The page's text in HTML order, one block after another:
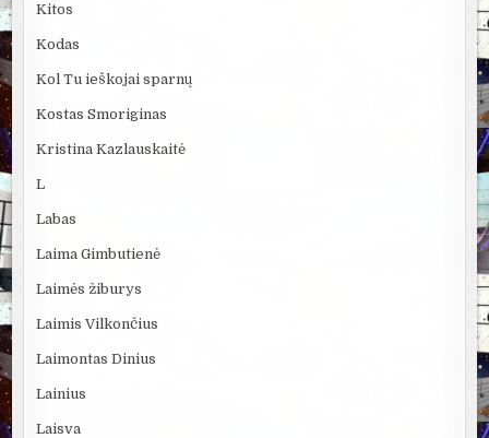
Kitos
Kodas
Kol Tu ieškojai sparnų
Kostas Smoriginas
Kristina Kazlauskaitė
L
Labas
Laima Gimbutienė
Laimės žiburys
Laimis Vilkončius
Laimontas Dinius
Lainius
Laisva